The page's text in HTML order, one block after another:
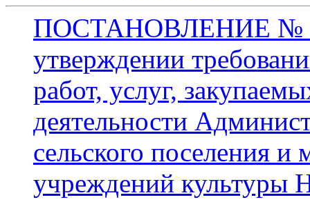
ПОСТАНОВЛЕНИЕ №
утверждении
работ, услуг,
деятельности
сельского поселения
учреждений культуры